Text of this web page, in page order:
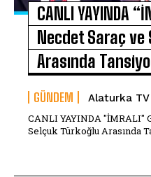
CANLI YAYINDA
Necdet Saraç
Arasında
GÜNDEM Alaturka TV
CANLI YAYINDA "İMRALI"
Selçuk Türkoğlu Arasında